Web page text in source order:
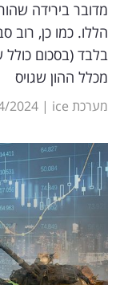
ופרסום
משפט
מדדים
דעות
רכילות
עסקית
קריפטו
מדובר בירידה
הללו. כמו כן, רוב
מכלל ההון שגויס
מערכת ice |
2024